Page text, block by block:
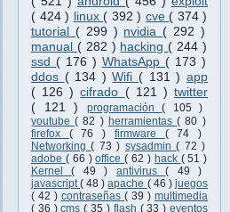
( 424 ) linux ( 392 ) cve ( 374 )
tutorial ( 299 ) nvidia ( 292 )
manual ( 282 ) hacking ( 244 )
ssd ( 176 ) WhatsApp ( 173 )
ddos ( 134 )Wifi ( 131 ) app
( 126 )cifrado ( 121 )twitter
( 121 ) programación( 105 )
youtube( 82 ) herramientas( 80 )
firefox ( 76 ) firmware ( 74 )
Networking( 73 ) sysadmin( 72 )
adobe ( 66 )office( 62 ) hack ( 51 )
Kernel( 49 ) antivirus( 49 )
javascript( 48 )apache ( 46 ) juegos
( 42 ) contraseñas ( 39 ) multimedia
( 36 )cms( 35 ) flash ( 33 )eventos